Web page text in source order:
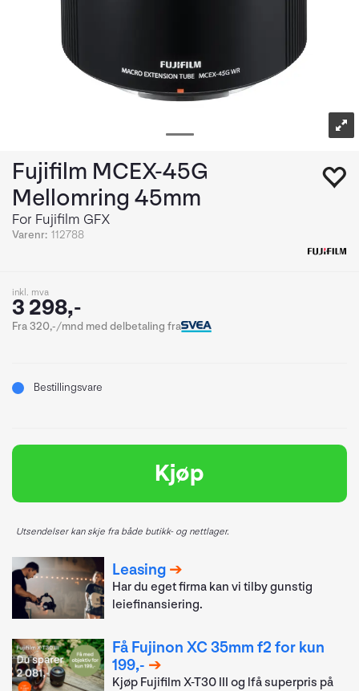
Fujifilm MCEX-45G
Mellomring 45mm
For Fujifilm GFX
Varenr: 112788
inkl. mva
3 298,-
Fra 320,-/mnd med delbetaling fra
Bestillingsvare
Kjøp
Utsendelser kan skje fra både butikk- og nettlager.
Leasing
Har du eget firma kan vi tilby gunstig
leiefinansiering.
Få Fujinon XC 35mm f2 for kun
199,-
Kjøp Fujifilm X-T30 III og lfå superpris på